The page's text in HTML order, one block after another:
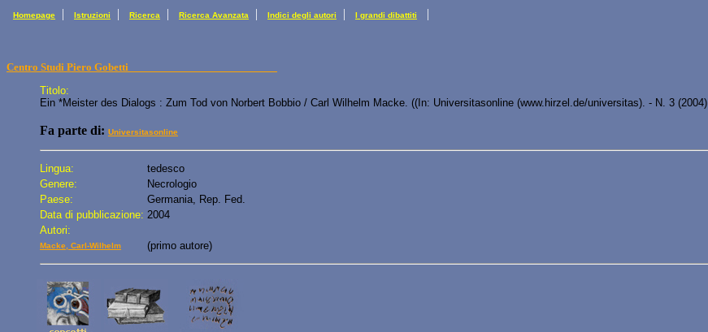
Homepage | Istruzioni | Ricerca | Ricerca Avanzata | Indici degli autori | I grandi dibattiti |
Centro Studi Piero Gobetti
Titolo:
Ein *Meister des Dialogs : Zum Tod von Norbert Bobbio / Carl Wilhelm Macke. ((In: Universitasonline (www.hirzel.de/universitas). - N. 3 (2004)
Fa parte di: Universitasonline
Lingua:
tedesco
Genere:
Necrologio
Paese:
Germania, Rep. Fed.
Data di pubblicazione: 2004
Autori:
Macke, Carl-Wilhelm (primo autore)